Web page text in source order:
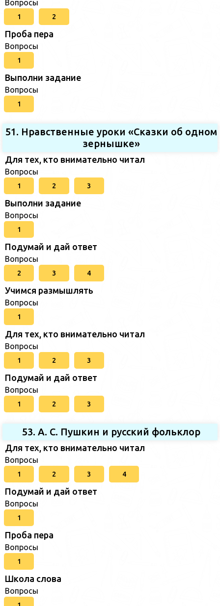
Вопросы
1 2
Проба пера
Вопросы
1
Выполни задание
Вопросы
1
51. Нравственные уроки «Сказки об одном
зернышке»
Для тех, кто внимательно читал
Вопросы
1 2 3
Выполни задание
Вопросы
1
Подумай и дай ответ
Вопросы
2 3 4
Учимся размышлять
Вопросы
1
Для тех, кто внимательно читал
Вопросы
1 2 3
Подумай и дай ответ
Вопросы
1 2 3
53. А. С. Пушкин и русский фольклор
Для тех, кто внимательно читал
Вопросы
1 2 3 4
Подумай и дай ответ
Вопросы
1
Проба пера
Вопросы
1
Школа слова
Вопросы